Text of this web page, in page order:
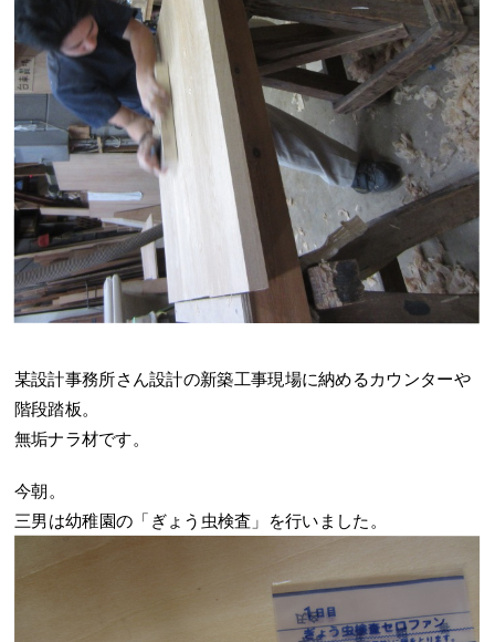
某設計事務所さん設計の新築工事現場に納めるカウンターや
階段踏板。
無垢ナラ材です。
今朝。
三男は幼稚園の「ぎょう虫検査」を行いました。